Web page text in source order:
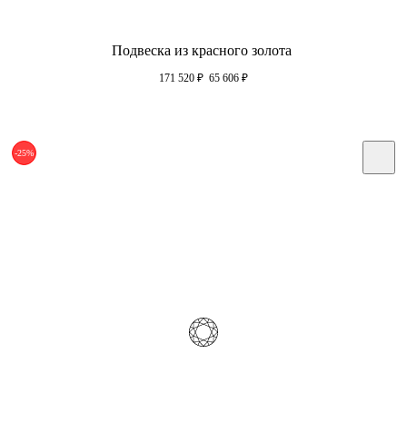
Подвеска из красного золота
171 520 ₽ 65 606 ₽
-25%